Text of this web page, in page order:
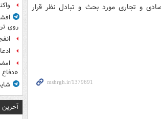
و تجاری مورد بحث و تبادل نظر قرار
روی
آخرین